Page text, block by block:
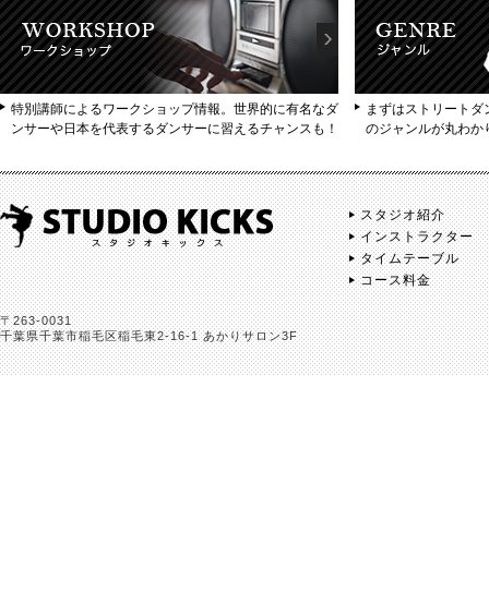
特別講師によるワークショップ情報。世界的に有名なダ
ンサーや日本を代表するダンサーに習えるチャンスも！
まずはストリート
のジャンルが丸わか
〒263-0031
千葉県千葉市稲毛区稲毛東2-16-1 あかりサロン3F
スタジオ紹介
インストラクター
タイムテーブル
コース料金